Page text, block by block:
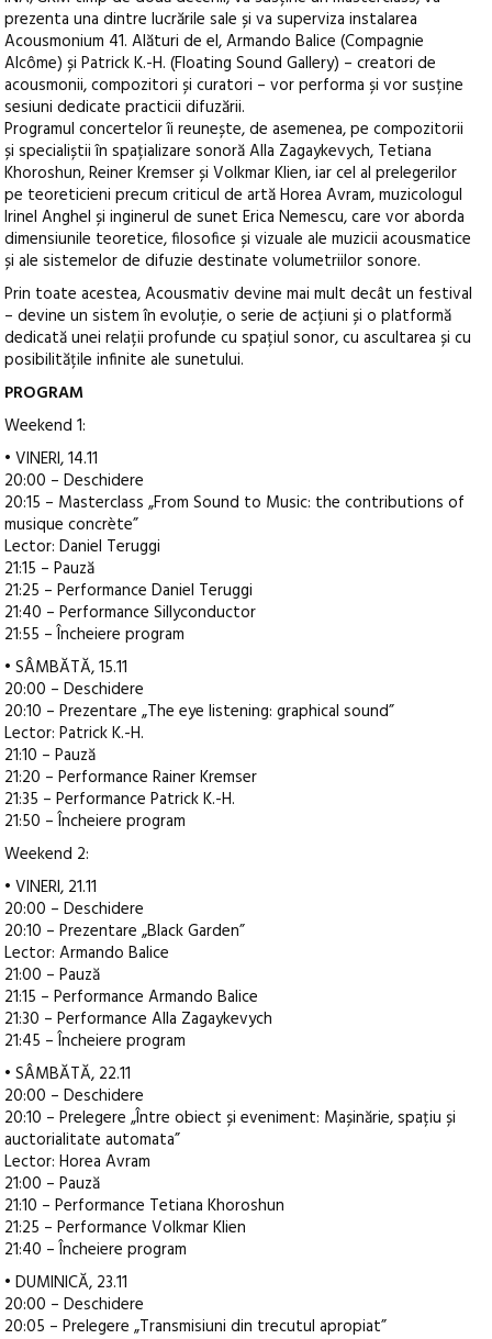
prezenta una dintre lucrările sale și va superviza instalarea
Acousmonium 41. Alături de el, Armando Balice (Compagnie
Alcôme) și Patrick K.-H. (Floating Sound Gallery) – creatori de
acousmonii, compozitori și curatori – vor performa și vor susține
sesiuni dedicate practicii difuzării.
Programul concertelor îi reunește, de asemenea, pe compozitorii
și specialiștii în spațializare sonoră Alla Zagaykevych, Tetiana
Khoroshun, Reiner Kremser și Volkmar Klien, iar cel al prelegerilor
pe teoreticieni precum criticul de artă Horea Avram, muzicologul
Irinel Anghel și inginerul de sunet Erica Nemescu, care vor aborda
dimensiunile teoretice, filosofice și vizuale ale muzicii acousmatice
și ale sistemelor de difuzie destinate volumetriilor sonore.
Prin toate acestea, Acousmativ devine mai mult decât un festival
– devine un sistem în evoluție, o serie de acțiuni și o platformă
dedicată unei relații profunde cu spațiul sonor, cu ascultarea și cu
posibilitățile infinite ale sunetului.
PROGRAM
Weekend 1:
• VINERI, 14.11
20:00 – Deschidere
20:15 – Masterclass „From Sound to Music: the contributions of
musique concrète”
Lector: Daniel Teruggi
21:15 – Pauză
21:25 – Performance Daniel Teruggi
21:40 – Performance Sillyconductor
21:55 – Încheiere program
• SÂMBĂTĂ, 15.11
20:00 – Deschidere
20:10 – Prezentare „The eye listening: graphical sound”
Lector: Patrick K.-H.
21:10 – Pauză
21:20 – Performance Rainer Kremser
21:35 – Performance Patrick K.-H.
21:50 – Încheiere program
Weekend 2:
• VINERI, 21.11
20:00 – Deschidere
20:10 – Prezentare „Black Garden”
Lector: Armando Balice
21:00 – Pauză
21:15 – Performance Armando Balice
21:30 – Performance Alla Zagaykevych
21:45 – Încheiere program
• SÂMBĂTĂ, 22.11
20:00 – Deschidere
20:10 – Prelegere „Între obiect și eveniment: Mașinărie, spațiu și
auctorialitate automata”
Lector: Horea Avram
21:00 – Pauză
21:10 – Performance Tetiana Khoroshun
21:25 – Performance Volkmar Klien
21:40 – Încheiere program
• DUMINICĂ, 23.11
20:00 – Deschidere
20:05 – Prelegere „Transmisiuni din trecutul apropiat”